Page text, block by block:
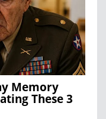
Memory
These 3